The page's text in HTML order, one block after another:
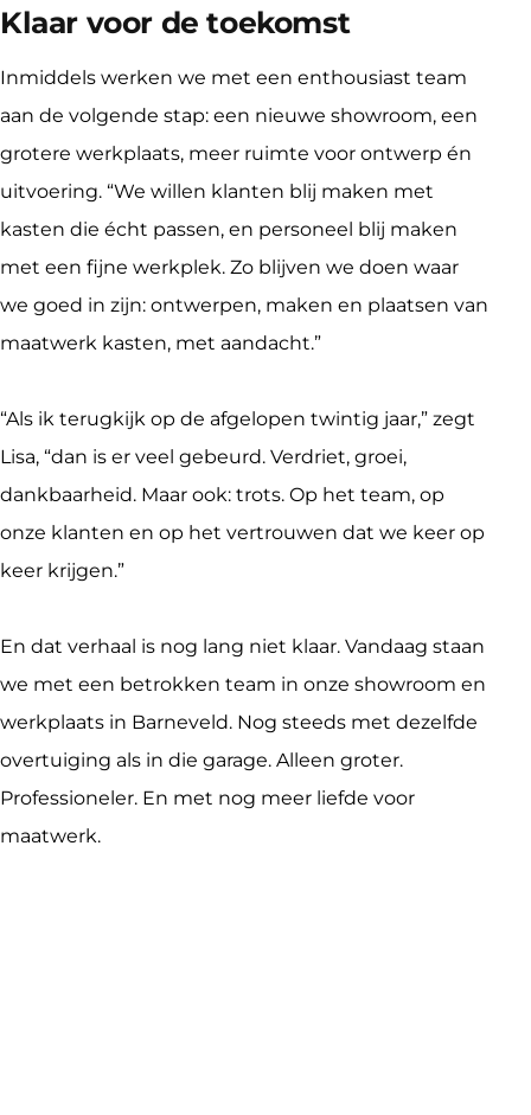
Klaar voor de toekomst
Inmiddels werken we met een enthousiast team
aan de volgende stap: een nieuwe showroom, een
grotere werkplaats, meer ruimte voor ontwerp én
uitvoering. “We willen klanten blij maken met
kasten die écht passen, en personeel blij maken
met een fijne werkplek. Zo blijven we doen waar
we goed in zijn: ontwerpen, maken en plaatsen van
maatwerk kasten, met aandacht.”
“Als ik terugkijk op de afgelopen twintig jaar,” zegt
Lisa, “dan is er veel gebeurd. Verdriet, groei,
dankbaarheid. Maar ook: trots. Op het team, op
onze klanten en op het vertrouwen dat we keer op
keer krijgen.”
En dat verhaal is nog lang niet klaar. Vandaag staan
we met een betrokken team in onze showroom en
werkplaats in Barneveld. Nog steeds met dezelfde
overtuiging als in die garage. Alleen groter.
Professioneler. En met nog meer liefde voor
maatwerk.